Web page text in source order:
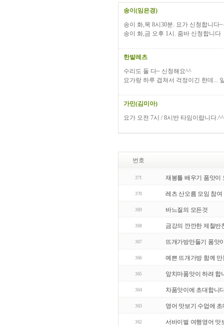
송이(임은경)
송이 화,목 8시30분. 요가 신청합니다
송이 화,금 오후 1시. 줌바 신청합니다
한밭레츠
수리도 둘 다~ 신청해요^^
요가랑 하루 겹쳐서 걱정이긴 한데...
가민(김미아)
요가 오전 7시 / 8시반 타임이랍니다
번호
371 재봉틀 배우기 품앗이
370 레츠 산오름 모임 참
369 바느질의 모든것
368 금강의 깐깐한 제철반
367 뜨개가방만들기 품앗
366 예쁜 뜨개가방 함께
365 앞치마품앗이 하려 합
364 차품앗이에 초대합니
363 영어 맛보기 수업에
362 서바이벌 여행영어 맛